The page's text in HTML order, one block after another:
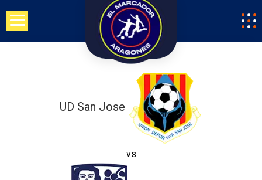
Saltar
contenido
UD San Jose
vs